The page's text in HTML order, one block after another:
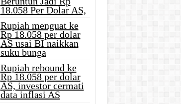
18.058 Per Dolar AS,
Rupiah menguat ke
Rp 18.058 per dolar
AS usai BI naikkan
suku bunga
Rupiah rebound ke
Rp 18.058 per dolar
AS, investor cermati
data inflasi AS